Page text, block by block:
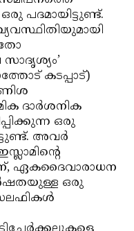
പദമായിട്ടുണ്ട്.
കടപ്പാട്)
ദാര്‍ശനിക
ഒരു
അവര്‍
ഏകദൈവാരാധന
ഒരു